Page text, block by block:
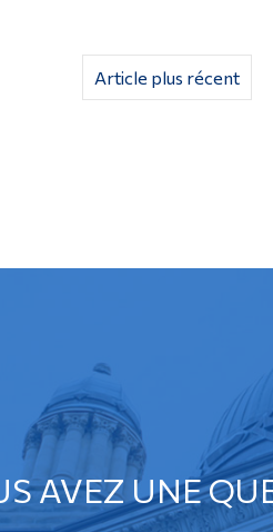
Article plus récent
AVEZ UNE